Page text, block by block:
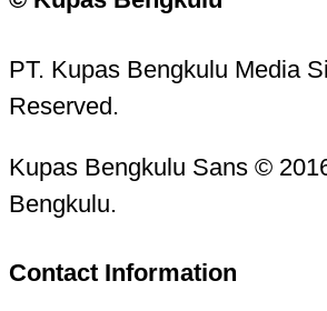
PT. Kupas Bengkulu Media
Reserved.
Kupas Bengkulu Sans ©
Bengkulu.
Contact Information